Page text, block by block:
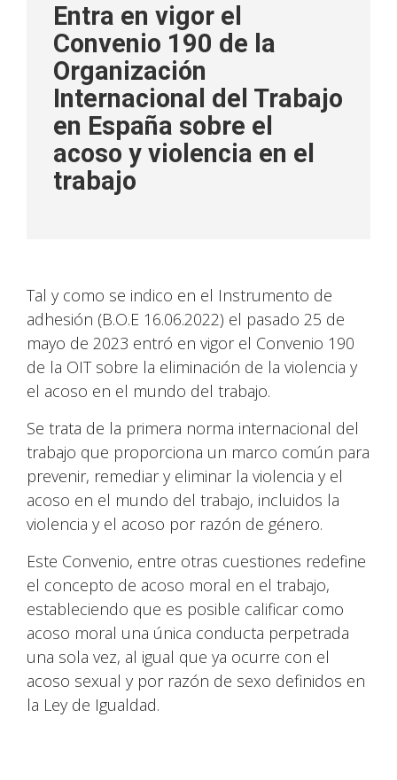
Entra en vigor el
Convenio 190 de la
Organización
Internacional del Trabajo
en España sobre el
acoso y violencia en el
trabajo
Tal y como se indico en el Instrumento de
adhesión (B.O.E 16.06.2022) el pasado 25 de
mayo de 2023 entró en vigor el Convenio 190
de la OIT sobre la eliminación de la violencia y
el acoso en el mundo del trabajo.
Se trata de la primera norma internacional del
trabajo que proporciona un marco común para
prevenir, remediar y eliminar la violencia y el
acoso en el mundo del trabajo, incluidos la
violencia y el acoso por razón de género.
Este Convenio, entre otras cuestiones redefine
el concepto de acoso moral en el trabajo,
estableciendo que es posible calificar como
acoso moral una única conducta perpetrada
una sola vez, al igual que ya ocurre con el
acoso sexual y por razón de sexo definidos en
la Ley de Igualdad.